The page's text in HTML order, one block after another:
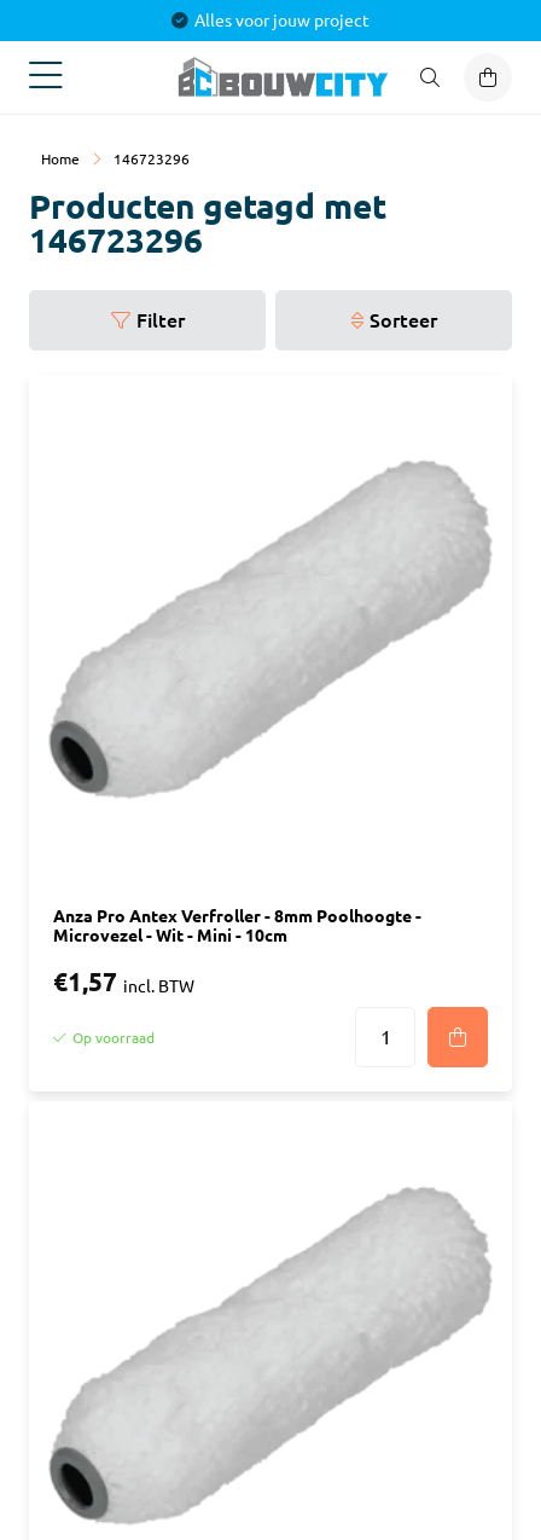
Alles voor jouw project
Home 146723296
Producten getagd met
146723296
Filter Sorteer
Anza Pro Antex Verfroller - 8mm Poolhoogte -
Microvezel - Wit - Mini - 10cm
€1,57 incl. BTW
Op voorraad